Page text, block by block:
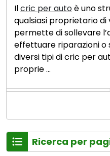
Ilcric per autoè uno
qualsiasi proprietario di
permette di sollevare
effettuare riparazioni o
diversi tipi di cric per
proprie …
Ricerca per